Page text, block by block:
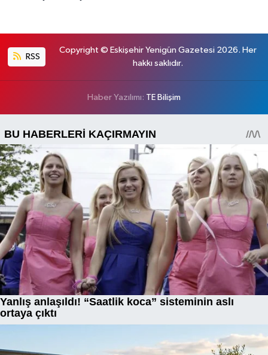
RSS
Copyright © Eskişehir Yenigün Gazetesi 2026. Her
hakkı saklıdır.
Haber Yazılımı: TE Bilişim